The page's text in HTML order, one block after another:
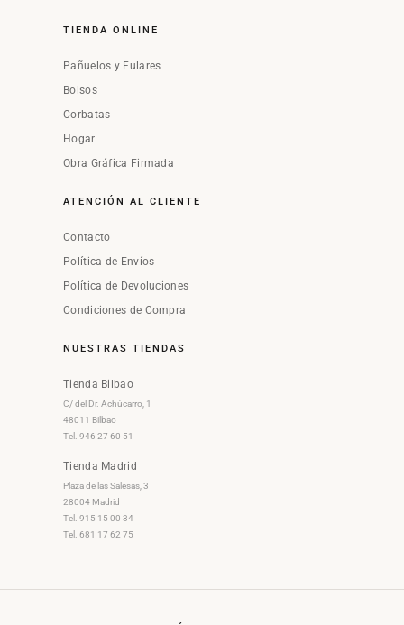
TIENDA ONLINE
Pañuelos y Fulares
Bolsos
Corbatas
Hogar
Obra Gráfica Firmada
ATENCIÓN AL CLIENTE
Contacto
Política de Envíos
Política de Devoluciones
Condiciones de Compra
NUESTRAS TIENDAS
Tienda Bilbao
C/ del Dr. Achúcarro, 1
48011 Bilbao
Tel. 946 27 60 51
Tienda Madrid
Plaza de las Salesas, 3
28004 Madrid
Tel. 915 15 00 34
Tel. 681 17 62 75